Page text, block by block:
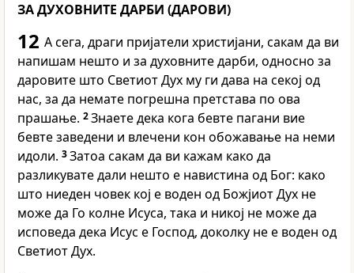
ЗА ДУХОВНИТЕ ДАРБИ (ДАРОВИ)
12 А сега, драги пријатели христијани, сакам да ви
напишам нешто и за духовните дарби, односно за
даровите што Светиот Дух му ги дава на секој од
нас, за да немате погрешна претстава по ова
прашање. 2Знаете дека кога бевте пагани вие
бевте заведени и влечени кон обожавање на неми
идоли. 3Затоа сакам да ви кажам како да
разликувате дали нешто е навистина од Бог: како
што ниеден човек кој е воден од Божјиот Дух не
може да Го колне Исуса, така и никој не може да
исповеда дека Исус е Господ, доколку не е воден од
Светиот Дух.